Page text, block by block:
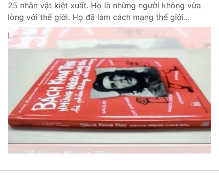
25 nhân vật kiệt xuất. Họ là những người không vừa
lòng với thế giới. Họ đã làm cách mạng thế giới...